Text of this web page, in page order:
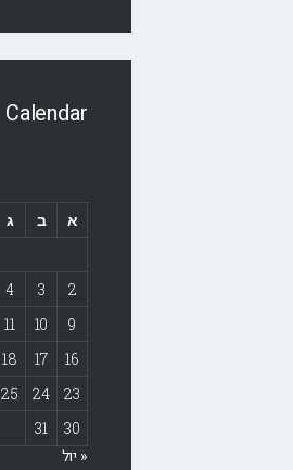
Calendar
א ב ג
2
3
4
9
10
11
16
17
18
23
24
25
30
31
« יול